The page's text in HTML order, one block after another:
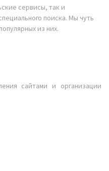
сервисы, так и
поиска. Мы чуть
из них.
сайтами и организации